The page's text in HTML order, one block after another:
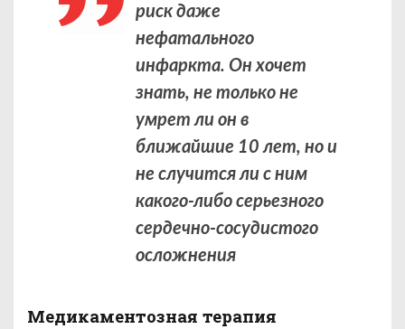
риск даже
нефатального
инфаркта. Он хочет
знать, не только не
умрет ли он в
ближайшие 10 лет, но и
не случится ли с ним
какого-либо серьезного
сердечно-сосудистого
осложнения
Медикаментозная терапия